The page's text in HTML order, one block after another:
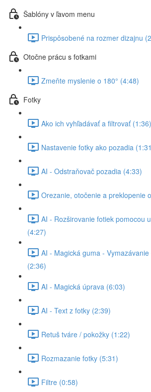
Šablóny v ľavom menu
Prispôsobené na rozmer dizajnu
Otočne prácu s fotkami
Zmeňte myslenie o 180° (4:48)
Fotky
Ako ich vyhľadávať a filtrovať (1:36)
Nastavenie fotky ako pozadia
AI - Odstraňovač pozadia (4:33)
Orezanie, otočenie a preklopenie
AI - Rozširovanie fotiek pomocou
(4:27)
AI - Magická guma -
(2:36)
AI - Magická úprava (6:03)
AI - Text z fotky (2:39)
Retuš tváre / pokožky (1:22)
Rozmazanie fotky (5:31)
Filtre (0:58)